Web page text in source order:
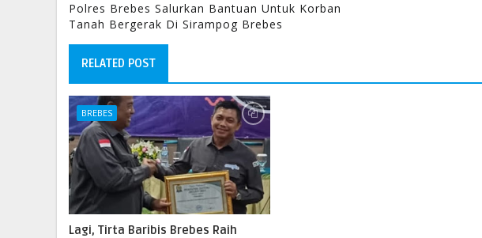
Polres Brebes Salurkan Bantuan Untuk Korban
Tanah Bergerak Di Sirampog Brebes
RELATED POST
BREBES
Lagi, Tirta Baribis Brebes Raih